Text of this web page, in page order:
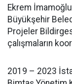
Ekrem
Büyükşehir
Projeler
çalışmaların
2019 – 2023